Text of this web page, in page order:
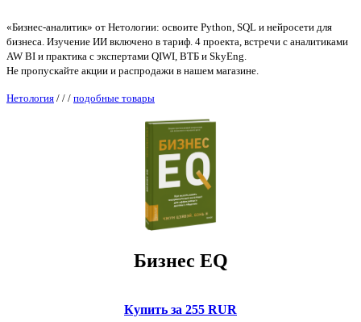
«Бизнес-аналитик» от Нетологии: освоите Python, SQL и нейросети для
бизнеса. Изучение ИИ включено в тариф. 4 проекта, встречи с аналитиками
AW BI и практика с экспертами QIWI, ВТБ и SkyEng.
Не пропускайте акции и распродажи в нашем магазине.
Нетология / / / подобные товары
Бизнес EQ
Купить за 255 RUR